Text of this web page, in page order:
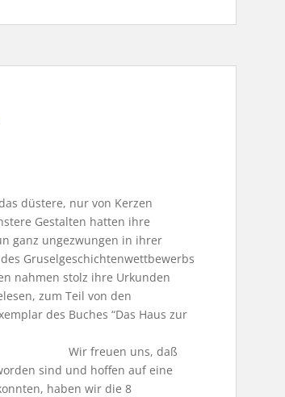
düstere, nur von Kerzen
Gestalten hatten ihre
ganz ungezwungen in ihrer
Gruselgeschichtenwettbewerbs
nahmen stolz ihre Urkunden
zum Teil von den
des Buches “Das Haus zur
uns, daß
sind und hoffen auf eine
haben wir die 8